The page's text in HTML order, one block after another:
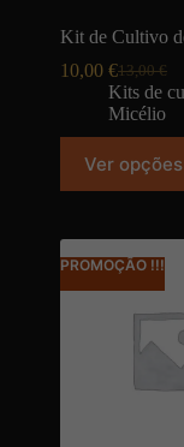
Kit de Cultivo
13,00€
10,00 €
Kits de
Micélio
Ver opções
PROMOÇÃO !!!